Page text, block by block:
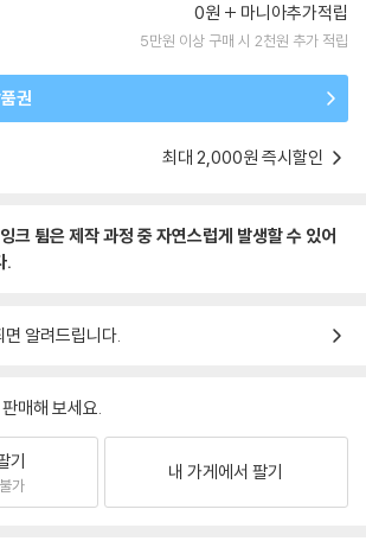
0원 마니아추가적립
5만원 이상 구매 시 2천원 추가 적립
권
최대 2,000원 즉시할인
크 튐은 제작 과정 중 자연스럽게 발생할 수 있어
.
알려드립니다.
매해 보세요.
기
가
내 가게에서 팔기